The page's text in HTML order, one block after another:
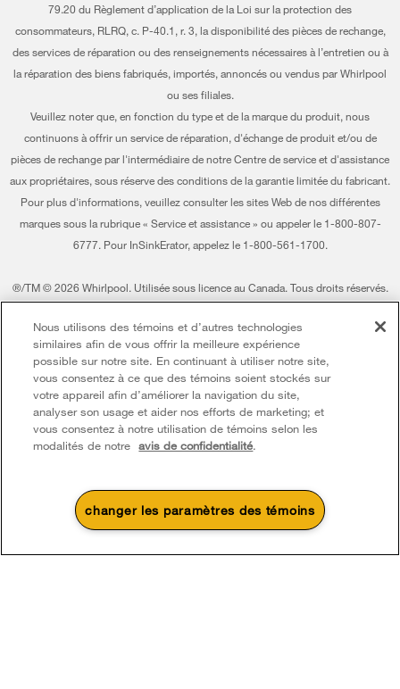
Suivre ma commande
Services de livraison et d'installation
Services d'abonnement
Résidents du Québec
Certification Éco et homologation ENERGY STAR® Whirlpool
Informations relatives aux rappels
Entreprise Whirlpool
Whirlpool au Canada
79.20 du Règlement d’application de la Loi sur la protection des
consommateurs, RLRQ, c. P-40.1, r. 3, la disponibilité des pièces de rechange,
des services de réparation ou des renseignements nécessaires à l’entretien ou à
la réparation des biens fabriqués, importés, annoncés ou vendus par Whirlpool
ou ses filiales.
Veuillez noter que, en fonction du type et de la marque du produit, nous
continuons à offrir un service de réparation, d'échange de produit et/ou de
pièces de rechange par l'intermédiaire de notre Centre de service et d'assistance
aux propriétaires, sous réserve des conditions de la garantie limitée du fabricant.
Pour plus d'informations, veuillez consulter les sites Web de nos différentes
marques sous la rubrique « Service et assistance » ou appeler le 1-800-807-
6777. Pour InSinkErator, appelez le 1-800-561-1700.
®/TM © 2026 Whirlpool. Utilisée sous licence au Canada. Tous droits réservés.
respect.
Ce marchand en ligne est situé au 200-6750, avenue Century, Mississauga
(Ontario) L5N 0B7
Modalités Avis de confidentialité Plan du site
Communiquez avec nous
Nous utilisons des témoins et d’autres technologies
similaires afin de vous offrir la meilleure expérience
possible sur notre site. En continuant à utiliser notre site,
vous consentez à ce que des témoins soient stockés sur
votre appareil afin d’améliorer la navigation du site,
analyser son usage et aider nos efforts de marketing; et
vous consentez à notre utilisation de témoins selon les
modalités de notre avis de confidentialité.
changer les paramètres des témoins